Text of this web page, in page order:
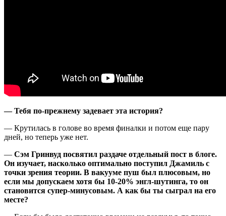
— Тебя по-прежнему задевает эта история?
— Крутилась в голове во время финалки и потом еще пару
дней, но теперь уже нет.
— Сэм Гринвуд посвятил раздаче отдельный пост в блоге.
Он изучает, насколько оптимально поступил Джамиль с
точки зрения теории. В вакууме пуш был плюсовым, но
если мы допускаем хотя бы 10-20% энгл-шутинга, то он
становится супер-минусовым. А как бы ты сыграл на его
месте?